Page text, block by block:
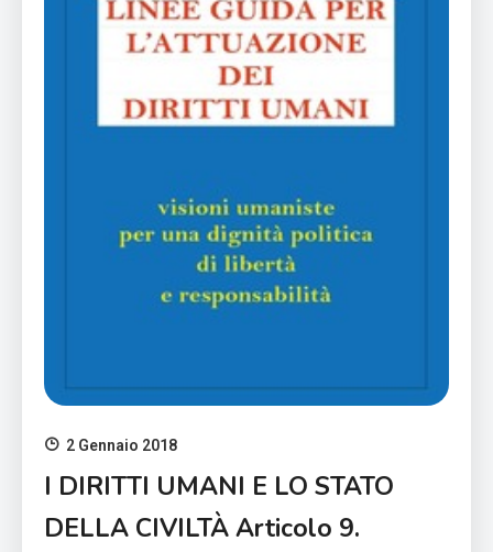
2 Gennaio 2018
I DIRITTI UMANI E LO STATO
DELLA CIVILTÀ Articolo 9.